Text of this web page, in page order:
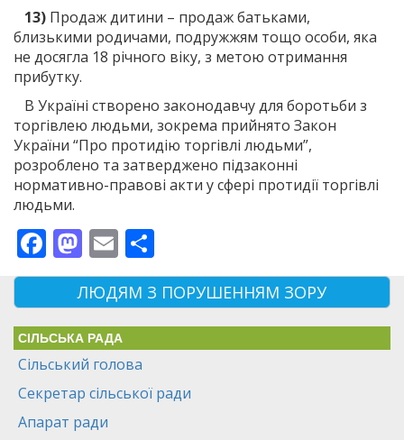
13) Продаж дитини – продаж батьками,
близькими родичами, подружжям тощо особи, яка
не досягла 18 річного віку, з метою отримання
прибутку.
В Україні створено законодавчу для боротьби з
торгівлею людьми, зокрема прийнято Закон
України “Про протидію торгівлі людьми”,
розроблено та затверджено підзаконні
нормативно-правові акти у сфері протидії торгівлі
людьми.
Facebook
Mastodon
Email
ЛЮДЯМ З ПОРУШЕННЯМ ЗОРУ
СІЛЬСЬКА РАДА
Сільський голова
Секретар сільської ради
Апарат ради